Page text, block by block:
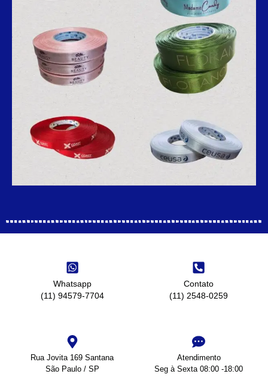
Whatsapp
(11) 94579-7704
Contato
(11) 2548-0259
Rua Jovita 169 Santana
São Paulo / SP
Atendimento
Seg à Sexta 08:00 -18:00